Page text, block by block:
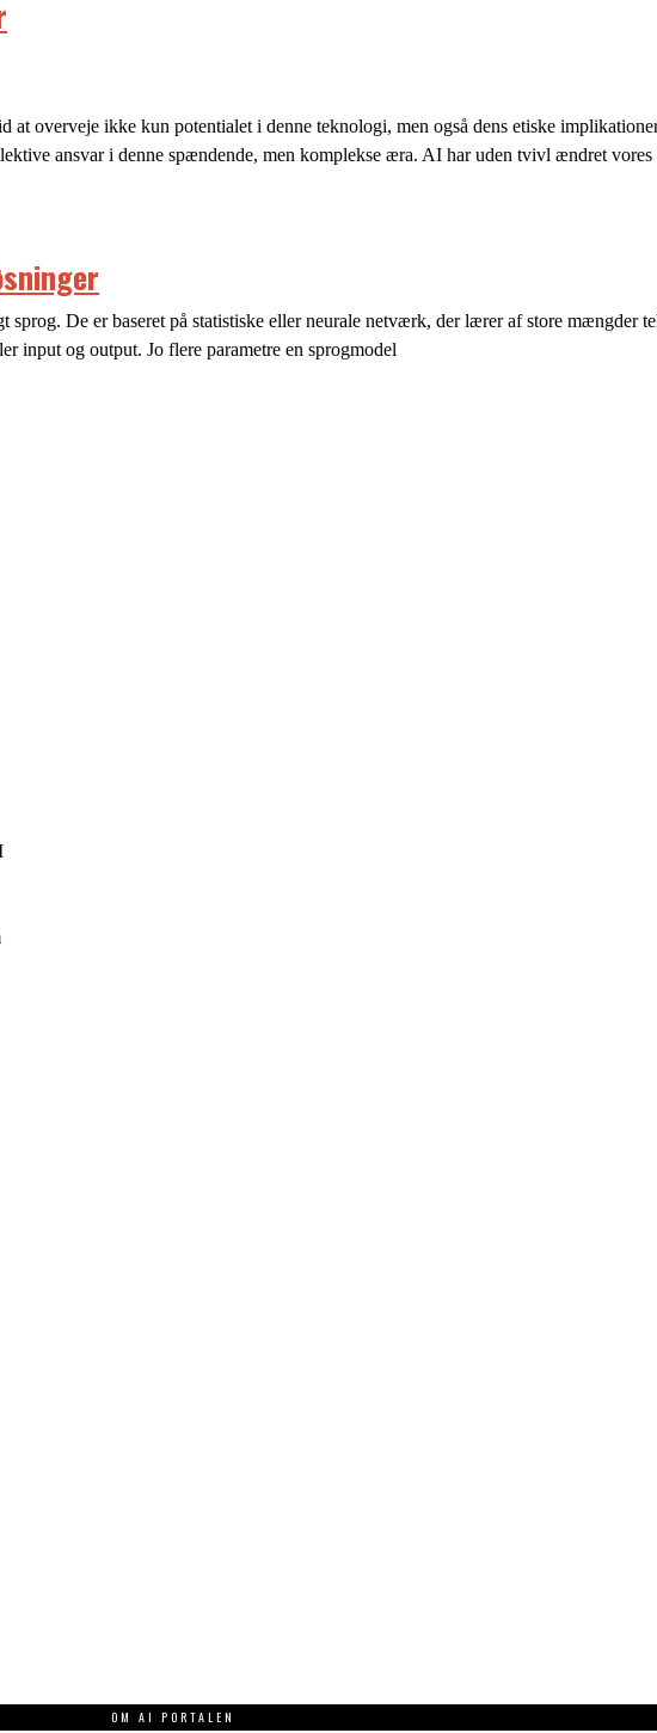
overveje ikke kun potentialet i denne teknologi, men også dens etiske
ansvar i denne spændende, men komplekse æra. AI har uden tvivl ændret vores
De er baseret på statistiske eller neurale netværk, der lærer af store mængder
input og output. Jo flere parametre en sprogmodel
OM AI PORTALEN